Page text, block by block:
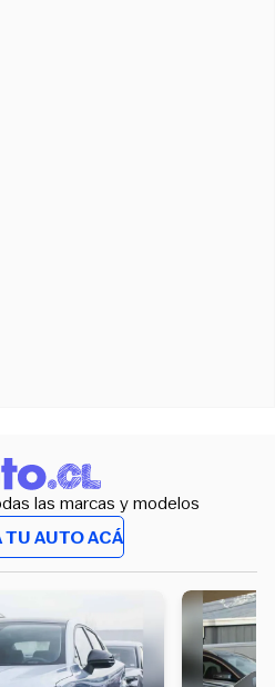
las marcas y modelos
AUTO ACÁ